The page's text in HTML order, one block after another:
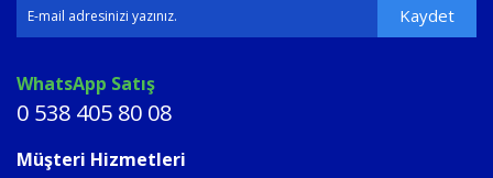
Kaydet
WhatsApp Satış
0 538 405 80 08
Müşteri Hizmetleri